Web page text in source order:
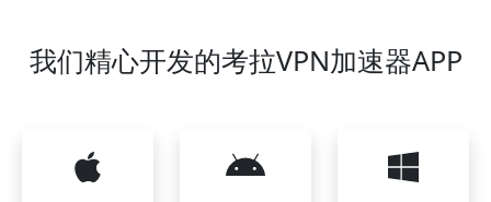
我们精心开发的考拉VPN加速器APP